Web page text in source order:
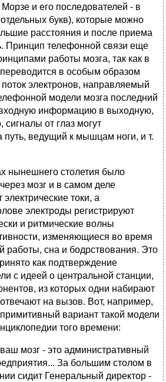
и его последователей - в
букв), которые можно
расстояния и после приема
Принцип телефонной связи еще
работы мозга, так как в
в особым образом
электронов, направляемый
модели мозга последний
информацию в выходную,
сигналы от глаз могут
путь, ведущий к мышцам ноги, и т.
нынешнего столетия было
мозг и в самом деле
токи, а
электроды регистрируют
и ритмические волны
изменяющиеся во время
работы, сна и бодрствования. Это
как подтверждение
с идеей о центральной станции,
из которых одни набирают
на вызов. Вот, например,
вариант такой модели
того времени:
мозг - это административный
За большим столом в
сидит Генеральный директор -